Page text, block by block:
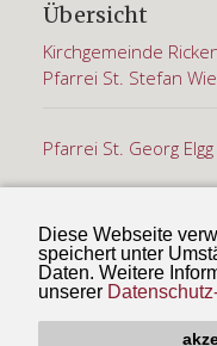
Diese Webseite
speichert unter
Daten. Weitere
unserer
Übersicht
Kirchgemeinde
Pfarrei St. Stefan
Pfarrei St. Georg Elgg
© 2018 Kath.
vorbehalten |
by Picture-Planet